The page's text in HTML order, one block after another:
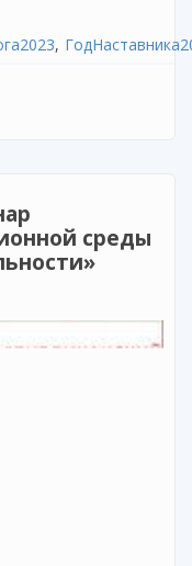
среды